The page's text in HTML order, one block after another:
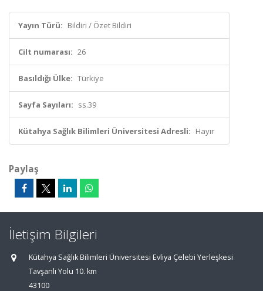
Yayın Türü: Bildiri / Özet Bildiri
Cilt numarası: 26
Basıldığı Ülke: Türkiye
Sayfa Sayıları: ss.39
Kütahya Sağlık Bilimleri Üniversitesi Adresli: Hayır
Paylaş
İletişim Bilgileri
Kütahya Sağlık Bilimleri Üniversitesi Evliya Çelebi Yerleşkesi
Tavşanlı Yolu 10. km
43100